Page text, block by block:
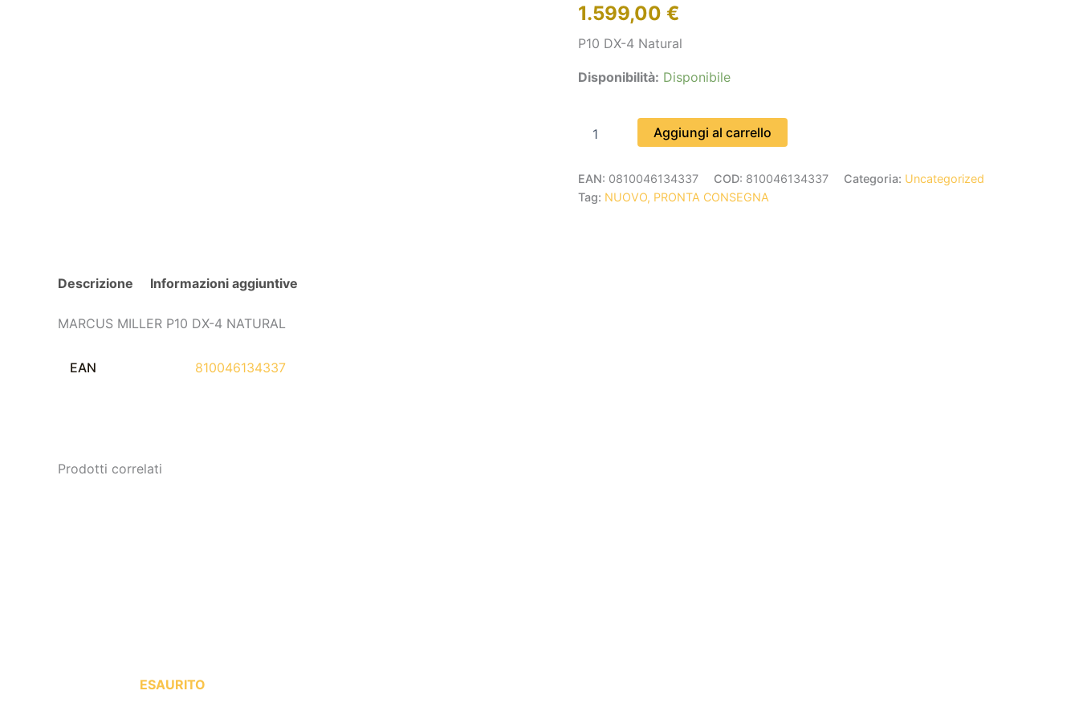
1.599,00 €
P10 DX-4 Natural
Disponibilità: Disponibile
Aggiungi al carrello
EAN: 0810046134337 COD: 810046134337 Categoria: Uncategorized
Tag: NUOVO, PRONTA CONSEGNA
Descrizione Informazioni aggiuntive
MARCUS MILLER P10 DX-4 NATURAL
EAN 810046134337
Prodotti correlati
ESAURITO